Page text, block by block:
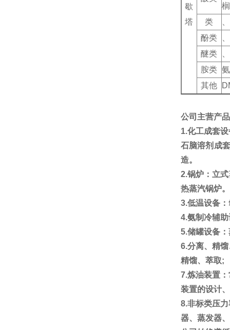
歇
塔
类
酚类
醚类
胺类
其他
公司主营产
1.化工成套
石脑溶剂成
造。
2.锅炉：立
热蒸汽锅炉。
3.低温设备
4.氨制冷辅
5.储罐设备
6.分离、精
精馏、萃取;
7.炼油装置
装置的设计
8.非标类压
器、蒸发器